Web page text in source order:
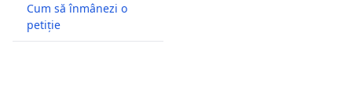
Cum să înmânezi o
petiție